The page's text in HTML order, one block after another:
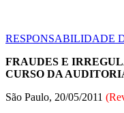
RESPONSABILIDADE
FRAUDES E
CURSO DA
São Paulo, 20/05/2011